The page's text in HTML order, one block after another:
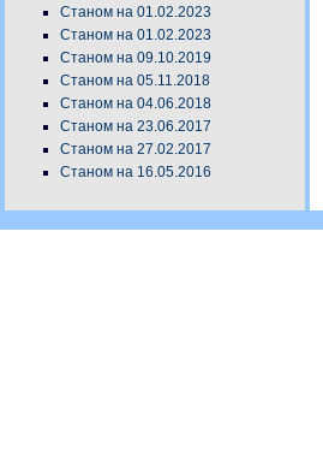
Станом на 01.02.2023
Станом на 01.02.2023
Станом на 09.10.2019
Станом на 05.11.2018
Станом на 04.06.2018
Станом на 23.06.2017
Станом на 27.02.2017
Станом на 16.05.2016